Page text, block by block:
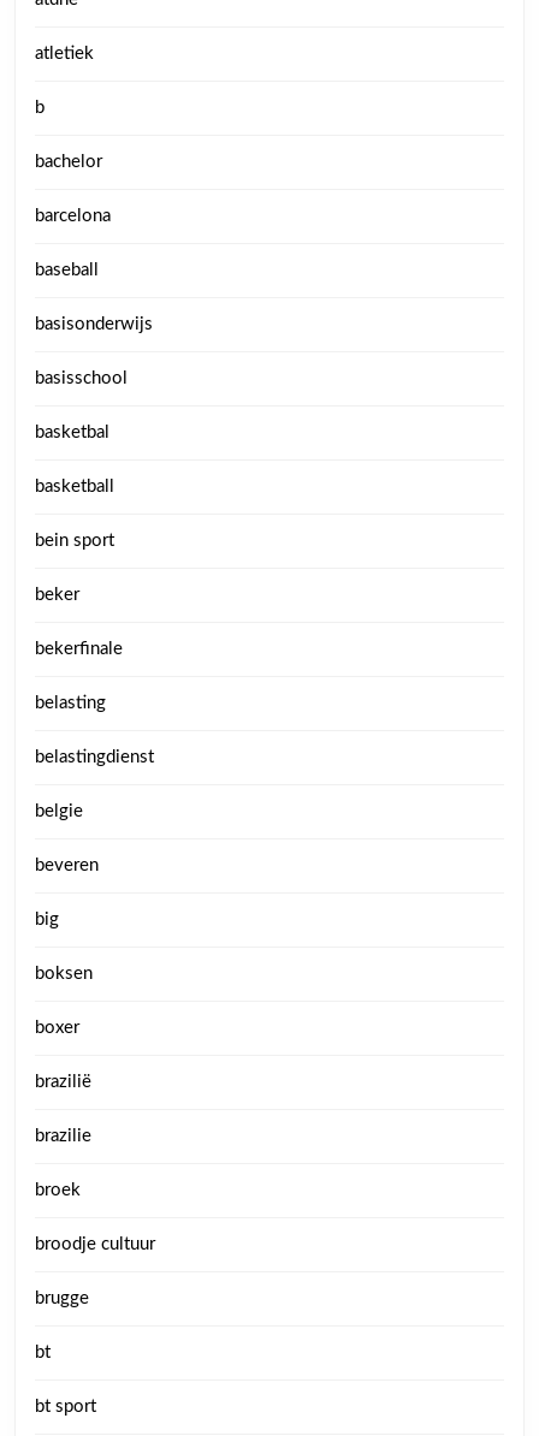
atletiek
b
bachelor
barcelona
baseball
basisonderwijs
basisschool
basketbal
basketball
bein sport
beker
bekerfinale
belasting
belastingdienst
belgie
beveren
big
boksen
boxer
brazilië
brazilie
broek
broodje cultuur
brugge
bt
bt sport